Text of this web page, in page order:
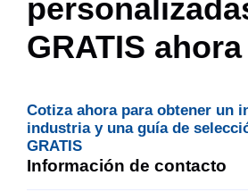
GRATIS ahora
Cotiza ahora para obtener un
industria y una guía de
GRATIS
Información de contacto